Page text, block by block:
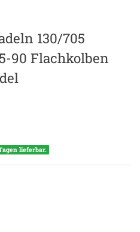
130/705
90 Flachkolben
lieferbar.